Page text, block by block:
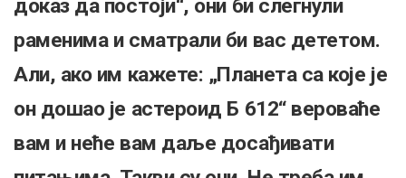
доказ да постоји“, они би слегнули
раменима и сматрали би вас дететом.
Али, ако им кажете: „Планета са које је
он дошао је астероид Б 612“ вероваће
вам и неће вам даље досађивати